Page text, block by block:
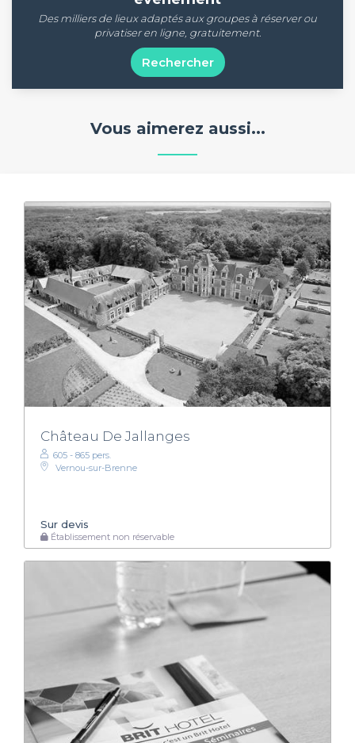
Des milliers de lieux adaptés aux groupes à réserver ou
privatiser en ligne, gratuitement.
Rechercher
Vous aimerez aussi...
Château De Jallanges
605 - 865 pers.
Vernou-sur-Brenne
Sur devis
Établissement non réservable